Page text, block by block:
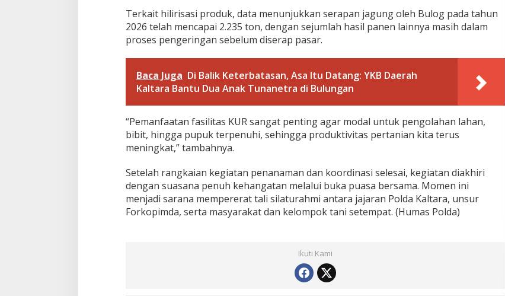
n
g
a
2
2
6
Terkait hilirisasi produk, data menunjukkan serapan jagung oleh Bulog pada tahun
2026 telah mencapai 2.235 ton, dengan sejumlah hasil panen lainnya masih dalam
proses pengeringan sebelum diserap pasar.
Baca Juga Di Balik Keterbatasan, Asa Itu Datang: YKB Daerah
Kaltara Bantu Dua Anak Tunanetra di Bulungan
“Pemanfaatan fasilitas KUR sangat penting agar modal untuk pengolahan lahan,
bibit, hingga pupuk terpenuhi, sehingga produktivitas pertanian kita terus
meningkat,” tambahnya.
Setelah rangkaian kegiatan penanaman dan koordinasi selesai, kegiatan diakhiri
dengan suasana penuh kehangatan melalui buka puasa bersama. ​Momen ini
menjadi sarana mempererat tali silaturahmi antara jajaran Polda Kaltara, unsur
Forkopimda, serta masyarakat dan kelompok tani setempat. (Humas Polda)
Ikuti Kami